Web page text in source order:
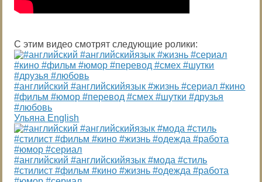
С этим видео смотрят следующие ролики:
#английский #английскийязык #жизнь #сериал #кино
#фильм #юмор #перевод #смех #шутки #друзья
#любовь
Ульяна English
#английский #английскийязык #мода #стиль
#стилист #фильм #кино #жизнь #одежда #работа